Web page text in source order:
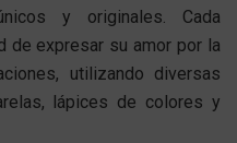
y originales. Cada
de expresar su amor por la
utilizando diversas
lápices de colores y